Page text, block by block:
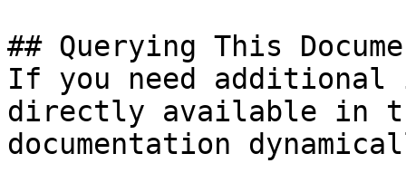
## Querying This
If you need
directly available in
documentation